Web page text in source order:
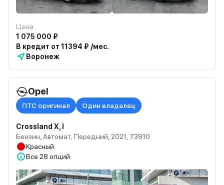
Цена
1 075 000 ₽
В кредит от 11394 ₽ /мес.
Воронеж
Opel
ПТС оригинал Один владелец
Crossland X, I
Бензин, Автомат, Передний, 2021, 73910
Красный
Все 28 опций